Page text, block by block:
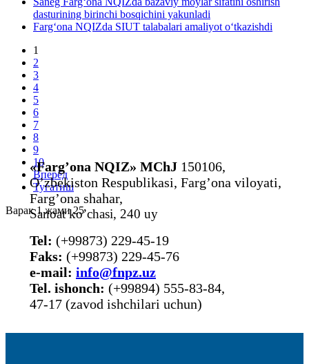
dasturining birinchi bosqichini yakunladi
Farg‘ona NQIZda SIUT talabalari amaliyot o‘tkazishdi
1
2
3
4
5
6
7
8
9
10
Вперёд
Тугатиш
Варак 1 жами 25
«Farg’ona NQIZ» MChJ 150106,
O’zbekiston Respublikasi, Farg’ona viloyati,
Farg’ona shahar,
Sanoat ko’chasi, 240 uy
Tel: (+99873) 229-45-19
Faks: (+99873) 229-45-76
е-mail: info@fnpz.uz
Tel. ishonch: (+99894) 555-83-84,
47-17 (zavod ishchilari uchun)